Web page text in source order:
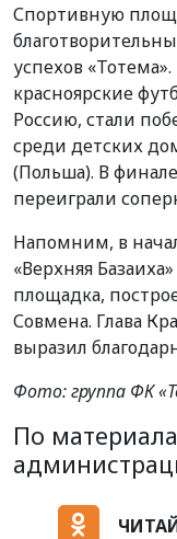
Спортивную
успехов
красноярские
Россию, стали
среди детских
(Польша). В
переиграли
Напомним, в
«Верхняя
площадка,
Совмена. Глава
выразил
Фото: группа ФК
По